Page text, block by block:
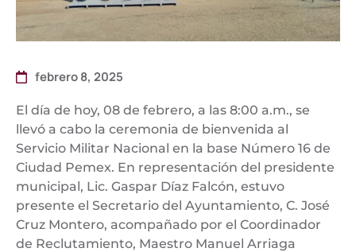
febrero 8, 2025
El día de hoy, 08 de febrero, a las 8:00 a.m., se
llevó a cabo la ceremonia de bienvenida al
Servicio Militar Nacional en la base Número 16 de
Ciudad Pemex. En representación del presidente
municipal, Lic. Gaspar Díaz Falcón, estuvo
presente el Secretario del Ayuntamiento, C. José
Cruz Montero, acompañado por el Coordinador
de Reclutamiento, Maestro Manuel Arriaga